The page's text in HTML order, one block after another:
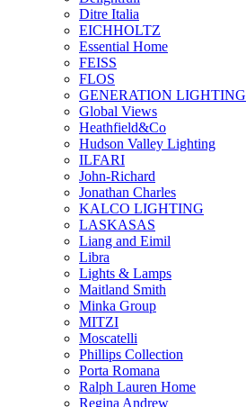
Ditre Italia
EICHHOLTZ
Essential Home
FEISS
FLOS
GENERATION LIGHTING
Global Views
Heathfield&Co
Hudson Valley Lighting
ILFARI
John-Richard
Jonathan Charles
KALCO LIGHTING
LASKASAS
Liang and Eimil
Libra
Lights & Lamps
Maitland Smith
Minka Group
MITZI
Moscatelli
Phillips Collection
Porta Romana
Ralph Lauren Home
Regina Andrew